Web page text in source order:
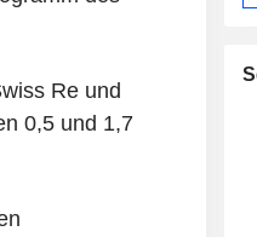
Re und
0,5 und 1,7